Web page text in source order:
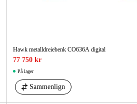
Hawk metalldreiebenk CO636A digital
77 750 kr
På lager
Sammenlign